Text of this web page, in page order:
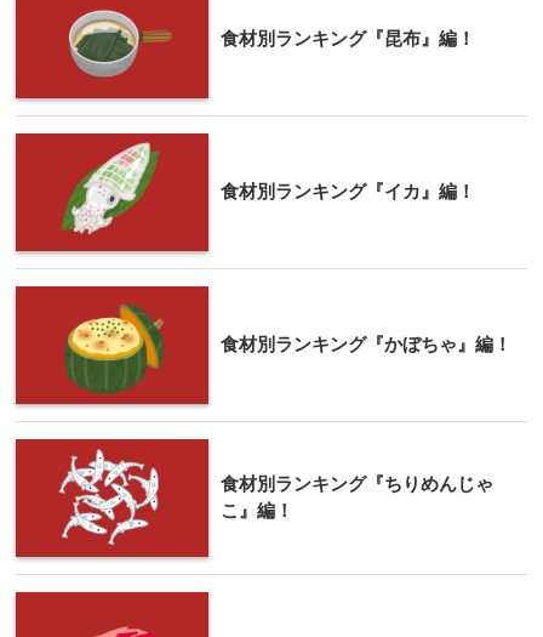
食材別ランキング『昆布』編！
食材別ランキング『イカ』編！
食材別ランキング『かぼちゃ』編！
食材別ランキング『ちりめんじゃ
こ』編！